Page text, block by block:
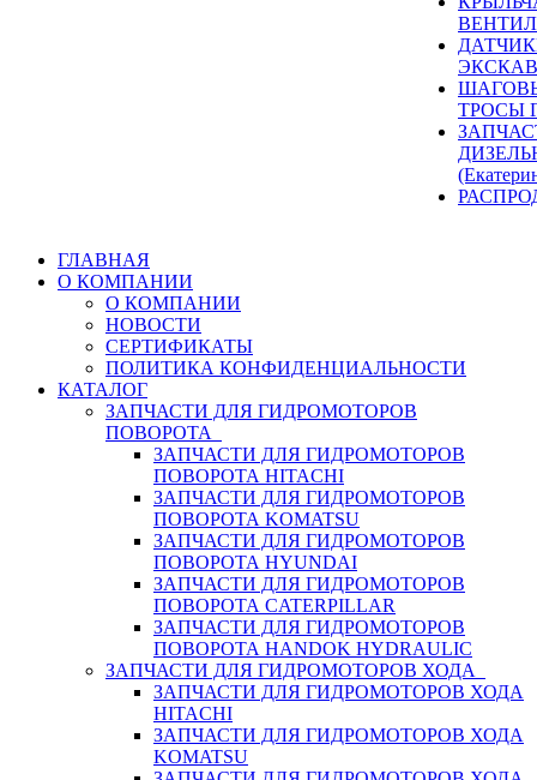
ТРОСЫ
ГЛАВНАЯ
О КОМПАНИИ
О КОМПАНИИ
НОВОСТИ
СЕРТИФИКАТЫ
ПОЛИТИКА КОНФИДЕНЦИАЛЬНОСТИ
КАТАЛОГ
ЗАПЧАСТИ ДЛЯ ГИДРОМОТОРОВ
ПОВОРОТА
ЗАПЧАСТИ ДЛЯ ГИДРОМОТОРОВ
ПОВОРОТА HITACHI
ЗАПЧАСТИ ДЛЯ ГИДРОМОТОРОВ
ПОВОРОТА KOMATSU
ЗАПЧАСТИ ДЛЯ ГИДРОМОТОРОВ
ПОВОРОТА HYUNDAI
ЗАПЧАСТИ ДЛЯ ГИДРОМОТОРОВ
ПОВОРОТА CATERPILLAR
ЗАПЧАСТИ ДЛЯ ГИДРОМОТОРОВ
ПОВОРОТА HANDOK HYDRAULIC
ЗАПЧАСТИ ДЛЯ ГИДРОМОТОРОВ ХОДА
ЗАПЧАСТИ ДЛЯ ГИДРОМОТОРОВ ХОДА
HITACHI
ЗАПЧАСТИ ДЛЯ ГИДРОМОТОРОВ ХОДА
KOMATSU